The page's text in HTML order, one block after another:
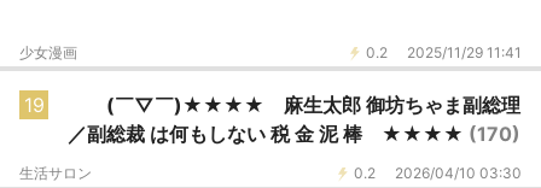
0.2 2025/11/29 11:41
少女漫画
19
(￣▽￣)★★★★ 麻生太郎 御坊ちゃま副総理
／副総裁 は何もしない 税 金 泥 棒 ★★★★ (170)
0.2 2026/04/10 03:30
生活サロン